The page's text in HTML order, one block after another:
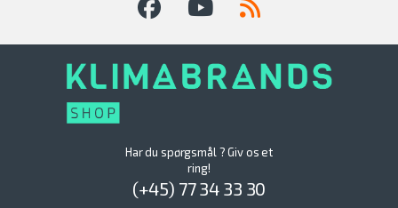
Har du spørgsmål ? Giv os et
ring!
(+45) 77 34 33 30